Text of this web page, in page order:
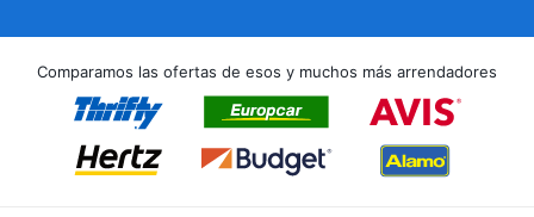
Comparamos las ofertas de esos y muchos más arrendadores